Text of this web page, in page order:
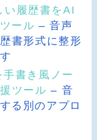
履歴書をAI
ール – 音声
書形式に整形
書き風ノー
ツール – 音
る別のアプロ